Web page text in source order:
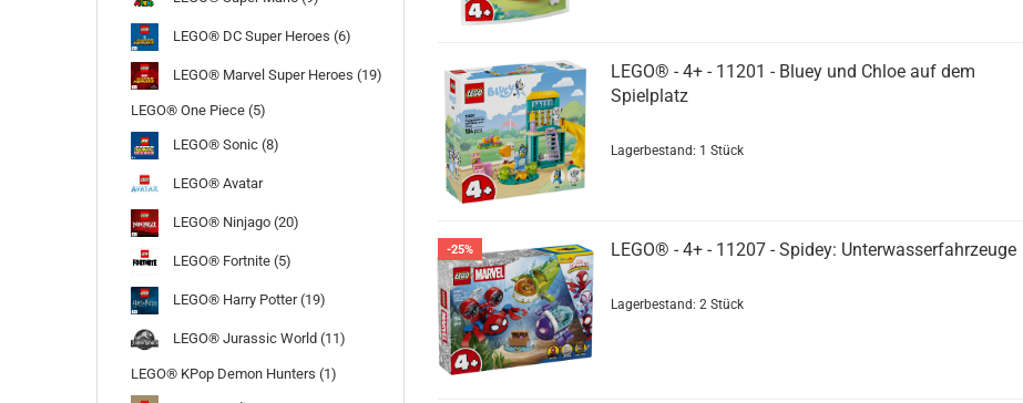
LEGO® - 4+ - 11201 - Bluey und Chloe auf dem
Spielplatz
Lagerbestand: 1 Stück
-25% LEGO® - 4+ - 11207 - Spidey: Unterwasserfahrzeuge
Lagerbestand: 2 Stück
LEGO® DC Super Heroes (6)
LEGO® Marvel Super Heroes (19)
LEGO® One Piece (5)
LEGO® Sonic (8)
LEGO® Avatar
LEGO® Ninjago (20)
LEGO® Fortnite (5)
LEGO® Harry Potter (19)
LEGO® Jurassic World (11)
LEGO® KPop Demon Hunters (1)